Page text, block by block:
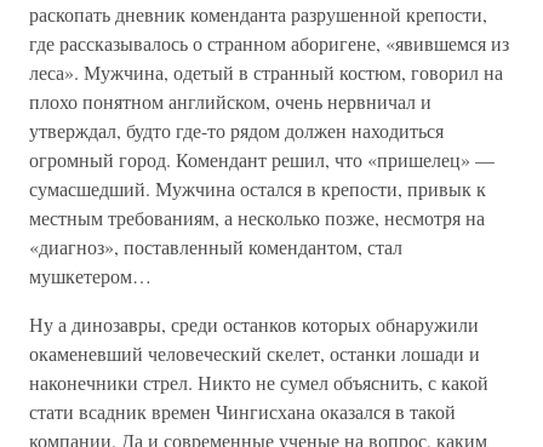
раскопать дневник коменданта разрушенной крепости,
где рассказывалось о странном аборигене, «явившемся из
леса». Мужчина, одетый в странный костюм, говорил на
плохо понятном английском, очень нервничал и
утверждал, будто где-то рядом должен находиться
огромный город. Комендант решил, что «пришелец» —
сумасшедший. Мужчина остался в крепости, привык к
местным требованиям, а несколько позже, несмотря на
«диагноз», поставленный комендантом, стал
мушкетером…
Ну а динозавры, среди останков которых обнаружили
окаменевший человеческий скелет, останки лошади и
наконечники стрел. Никто не сумел объяснить, с какой
стати всадник времен Чингисхана оказался в такой
компании. Да и современные ученые на вопрос, каким